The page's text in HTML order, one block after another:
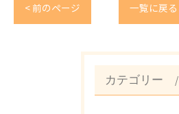
< 前のページ 一覧に戻る
カテゴリー